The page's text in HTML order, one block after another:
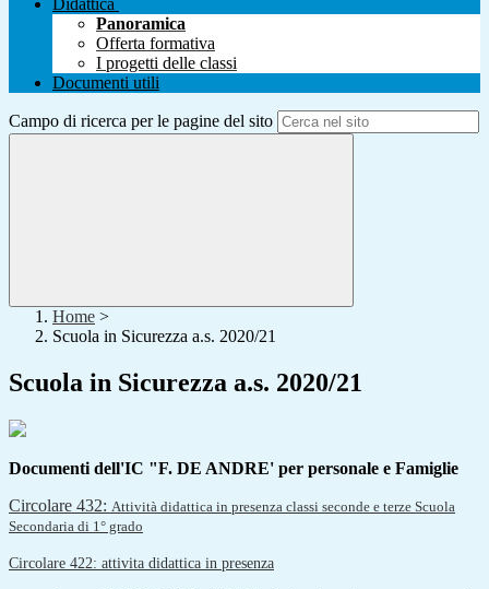
Didattica
Panoramica
Offerta formativa
I progetti delle classi
Documenti utili
Campo di ricerca per le pagine del sito
Home >
Scuola in Sicurezza a.s. 2020/21
Scuola in Sicurezza a.s. 2020/21
Documenti dell'IC "F. DE ANDRE' per personale e Famiglie
Circolare 432: Attività didattica in presenza classi seconde e terze Scuola
Secondaria di 1° grado
Circolare 422: attivita didattica in presenza